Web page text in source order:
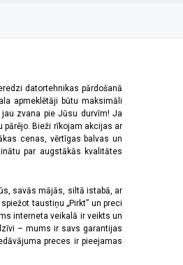
datortehnikas pārdošanā
apmeklētāji būtu maksimāli
zvana pie Jūsu durvīm! Ja
pārējo. Bieži rīkojam akcijas ar
cenas, vērtīgas balvas un
par augstākās kvalitātes
savās mājās, siltā istabā, ar
taustiņu „Pirkt” un preci
interneta veikalā ir veikts un
– mums ir savs garantijas
preces ir pieejamas